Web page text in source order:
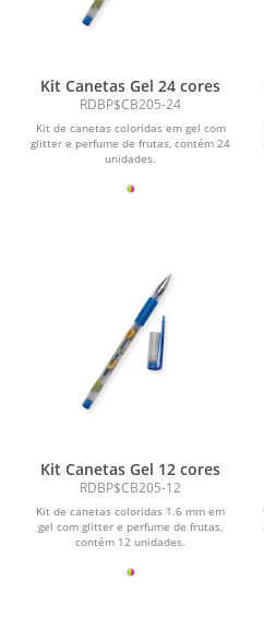
Kit Canetas Gel 24 cores
RDBP$CB205-24
Kit de canetas coloridas em gel com
glitter e perfume de frutas, contém 24
unidades.
Kit Canetas Gel 12 cores
RDBP$CB205-12
Kit de canetas coloridas 1.6 mm em
gel com glitter e perfume de frutas,
contém 12 unidades.